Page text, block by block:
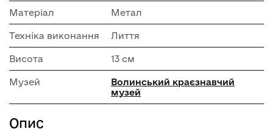
Матеріал Метал
Техніка виконання Лиття
Висота 13 см
Музей
Волинський краєзнавчий
музей
Опис